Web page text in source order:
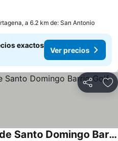
a 6.2 km de: San Antonio
exactos
Ver precios
Compartir
Departamento Rocas de Santo Domingo Barrio Golf